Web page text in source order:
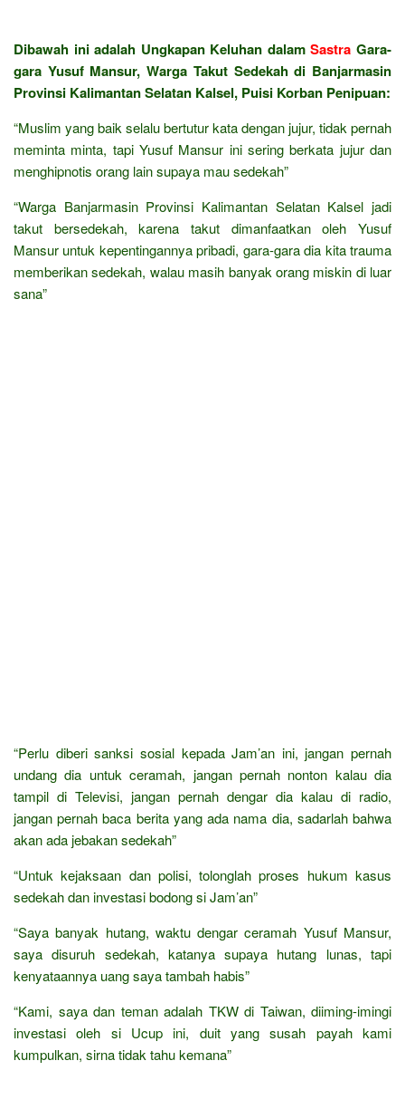
Dibawah ini adalah Ungkapan Keluhan dalamSastra Gara-
gara Yusuf Mansur, Warga Takut Sedekah di Banjarmasin
Provinsi Kalimantan Selatan Kalsel, Puisi Korban Penipuan:
“Muslim yang baik selalu bertutur kata dengan jujur, tidak pernah
meminta minta, tapi Yusuf Mansur ini sering berkata jujur dan
menghipnotis orang lain supaya mau sedekah”
“Warga Banjarmasin Provinsi Kalimantan Selatan Kalsel jadi
takut bersedekah, karena takut dimanfaatkan oleh Yusuf
Mansur untuk kepentingannya pribadi, gara-gara dia kita trauma
memberikan sedekah, walau masih banyak orang miskin di luar
sana”
“Perlu diberi sanksi sosial kepada Jam’an ini, jangan pernah
undang dia untuk ceramah, jangan pernah nonton kalau dia
tampil di Televisi, jangan pernah dengar dia kalau di radio,
jangan pernah baca berita yang ada nama dia, sadarlah bahwa
akan ada jebakan sedekah”
“Untuk kejaksaan dan polisi, tolonglah proses hukum kasus
sedekah dan investasi bodong si Jam’an”
“Saya banyak hutang, waktu dengar ceramah Yusuf Mansur,
saya disuruh sedekah, katanya supaya hutang lunas, tapi
kenyataannya uang saya tambah habis”
“Kami, saya dan teman adalah TKW di Taiwan, diiming-imingi
investasi oleh si Ucup ini, duit yang susah payah kami
kumpulkan, sirna tidak tahu kemana”